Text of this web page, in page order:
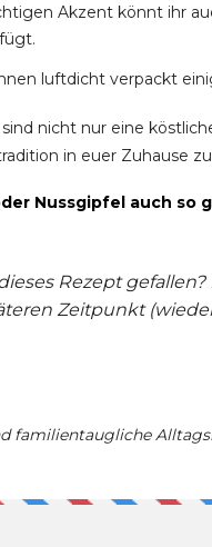
Akzent könnt ihr
luftdicht verpackt
nicht nur eine
in euer Zuhause
Nussgipfel auch so
Rezept
Zeitpunkt
familientaugliche